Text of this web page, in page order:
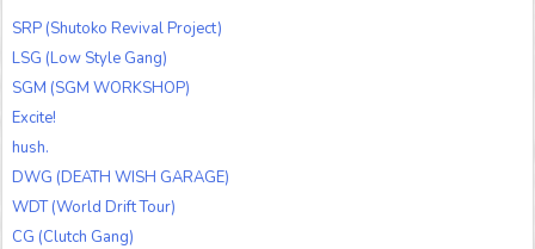
SRP (Shutoko Revival Project)
LSG (Low Style Gang)
SGM (SGM WORKSHOP)
Excite!
hush.
DWG (DEATH WISH GARAGE)
WDT (World Drift Tour)
CG (Clutch Gang)